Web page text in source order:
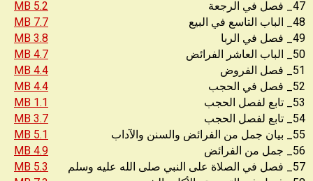
47_ فصل في الرجعة
5.2 MB
48_ الباب التاسع في البيع
7.7 MB
49_ فصل في الربا
3.8 MB
50_ الباب العاشر الفرائض
4.7 MB
51_ فصل الفروض
4.4 MB
52_ فصل في الحجب
4.4 MB
53_ تابع لفصل الحجب
1.1 MB
54_ تابع لفصل الحجب
3.7 MB
55_ بيان جمل من الفرائض والسنن والآداب
5.1 MB
56_ جمل من الفرائض
4.9 MB
57_ فصل في الصلاة على النبي صلى الله عليه وسلم
5.3 MB